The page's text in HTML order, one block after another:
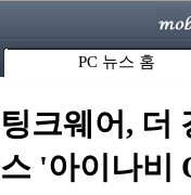
PC 뉴스 홈
팅크웨어, 더
스 '아이나비